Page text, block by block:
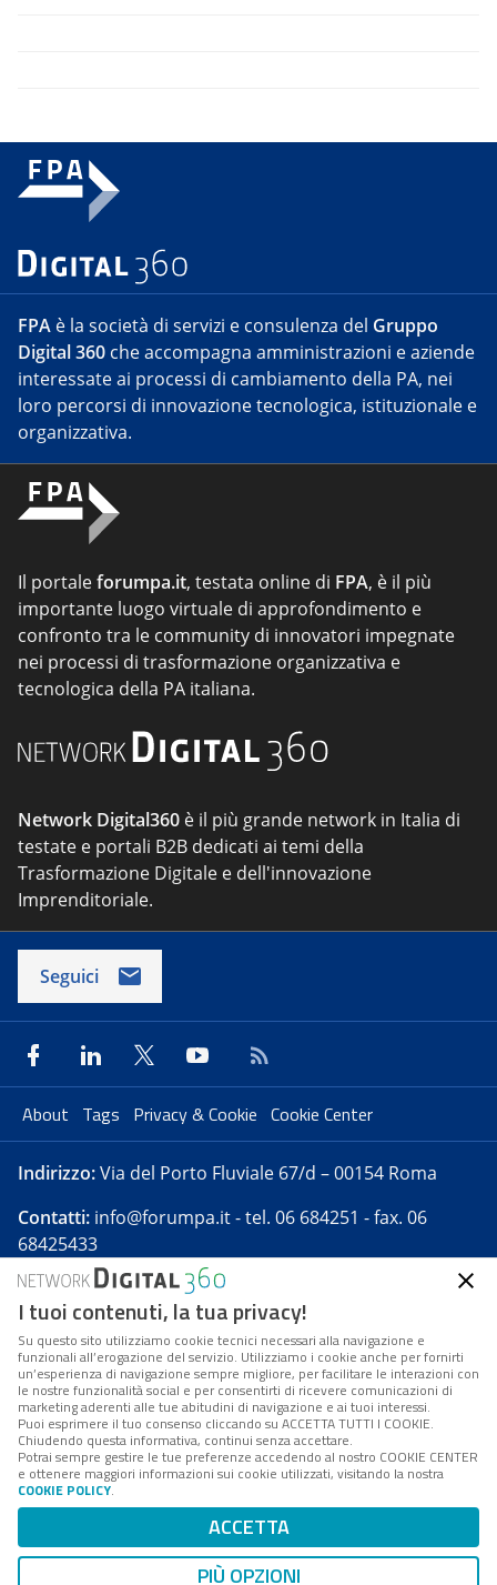
FPA è la società di servizi e consulenza del Gruppo
Digital 360 che accompagna amministrazioni e aziende
interessate ai processi di cambiamento della PA, nei
loro percorsi di innovazione tecnologica, istituzionale e
organizzativa.
Il portaleforumpa.it, testata online di FPA, è il più
importante luogo virtuale di approfondimento e
confronto tra le community di innovatori impegnate
nei processi di trasformazione organizzativa e
tecnologica della PA italiana.
Network Digital360 è il più grande network in Italia di
testate e portali B2B dedicati ai temi della
Trasformazione Digitale e dell'innovazione
Imprenditoriale.
Seguici
About Tags Privacy & Cookie Cookie Center
Indirizzo:Via del Porto Fluviale 67/d – 00154 Roma
Contatti: info@forumpa.it- tel. 06 684251 - fax. 06
68425433
Forumpa.itè una pubblicazione telematica iscritta
presso Registro della stampa del Tribunale di Roma -
Reg. n. 182 del 2 maggio 2008 - Direttore resp. Michela
Stentella
FPA s.r.l. è società soggetta a Direzione e
Coordinamento da parte di Digital360 S.p.A. - FPA s.r.l.
è un'azienda certificata per il sistema di management
Codice Fiscale/Partita IVA n. 10693191008 - R.E.A. Roma
n. 1249791. ISP AWS
Mappa del sito
I tuoi contenuti, la tua privacy!
Su questo sito utilizziamo cookie tecnici necessari alla navigazione e
funzionali all’erogazione del servizio. Utilizziamo i cookie anche per fornirti
un’esperienza di navigazione sempre migliore, per facilitare le interazioni con
le nostre funzionalità social e per consentirti di ricevere comunicazioni di
marketing aderenti alle tue abitudini di navigazione e ai tuoi interessi.
Puoi esprimere il tuo consenso cliccando su ACCETTA TUTTI I COOKIE.
Chiudendo questa informativa, continui senza accettare.
Potrai sempre gestire le tue preferenze accedendo al nostro COOKIE CENTER
e ottenere maggiori informazioni sui cookie utilizzati, visitando la nostra
COOKIE POLICY.
ACCETTA
PIÙ OPZIONI